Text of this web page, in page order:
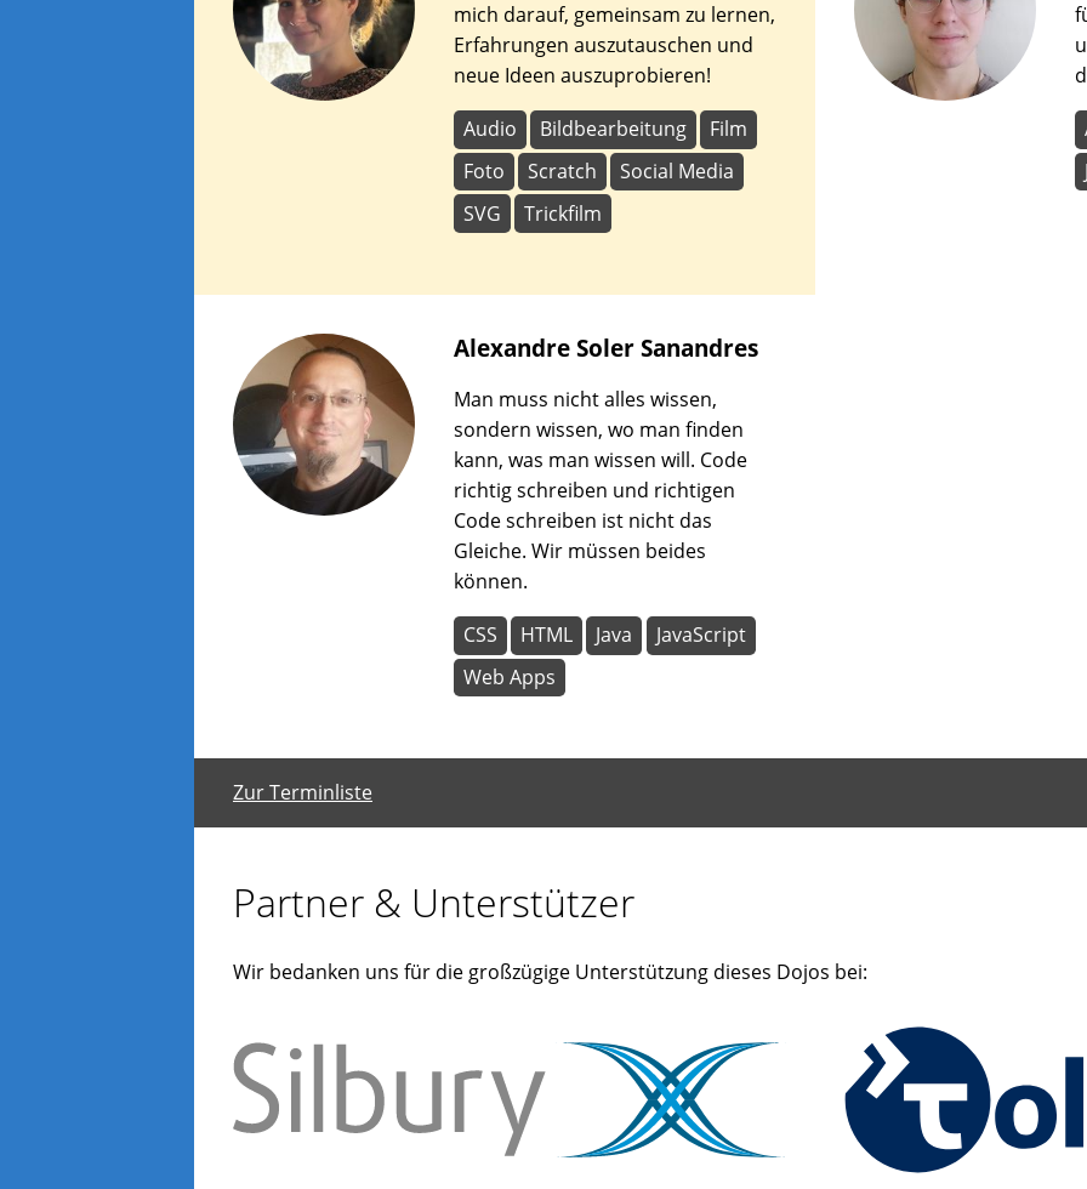
mich darauf, gemeinsam zu lernen,
Erfahrungen auszutauschen und
neue Ideen auszuprobieren!
Audio Bildbearbeitung
Film
Foto
Scratch
Social Media
SVG
Trickfilm
AlexandreSoler Sanandres
Man muss nicht alles wissen,
sondern wissen, wo man finden
kann, was man wissen will. Code
richtig schreiben und richtigen
Code schreiben ist nicht das
Gleiche. Wir müssen beides
können.
CSS HTML Java
JavaScript
Web Apps
Zur Terminliste
Partner & Unterstützer
Wir bedanken uns für die großzügige Unterstützung dieses Dojos bei: